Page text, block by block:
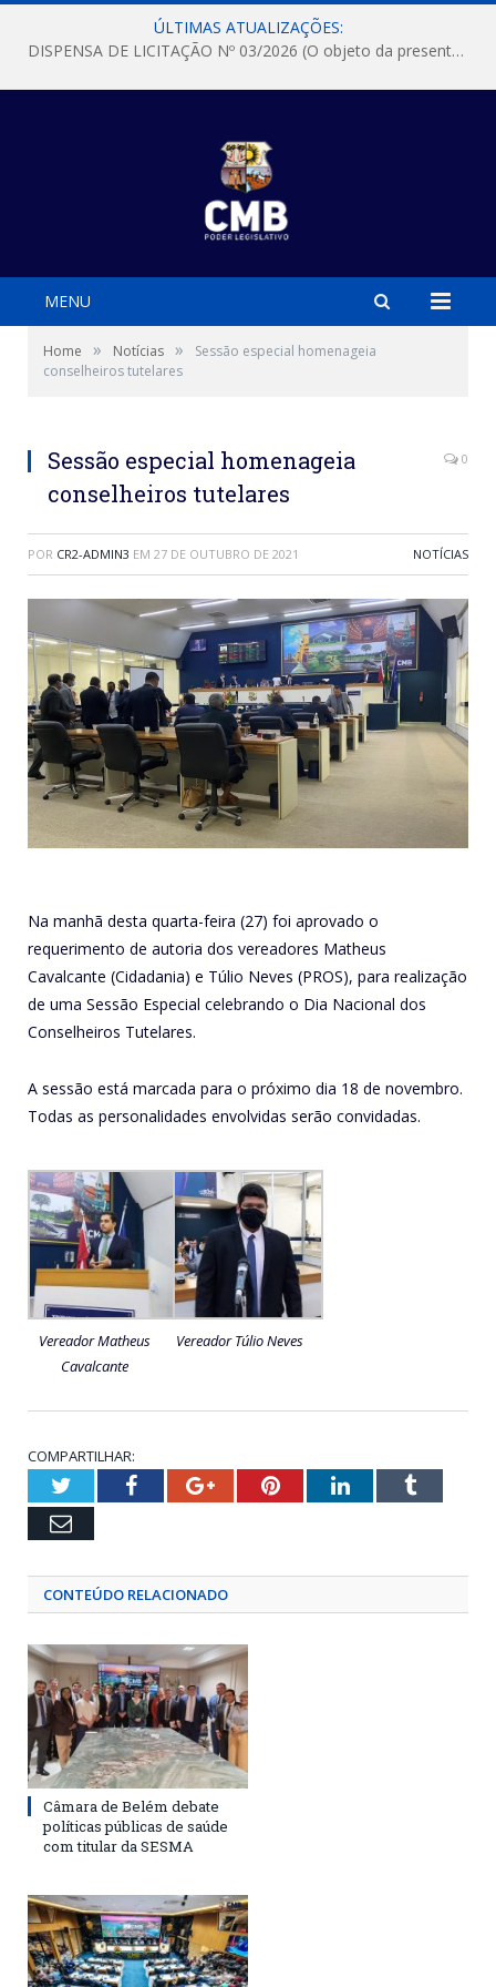
ÚLTIMAS ATUALIZAÇÕES:
DISPENSA DE LICITAÇÃO Nº 03/2026 (O objeto da presente dispensa é a escolha da proposta mais vantajosa para a aquisição, de aparelhos de ar condicionado, tipo Split, com material de instalação e fogão industrial, conforme condições, quantidades e exigências estabelecidas no termo de referencia e neste aviso de contratação direta e seus anexos)
MENU
Home » Notícias »
Sessão especial homenageia
conselheiros tutelares
Sessão especial homenageia
conselheiros tutelares
0
POR CR2-ADMIN3 EM 27 DE OUTUBRO DE 2021 NOTÍCIAS
Na manhã desta quarta-feira (27) foi aprovado o
requerimento de autoria dos vereadores Matheus
Cavalcante (Cidadania) e Túlio Neves (PROS), para realização
de uma Sessão Especial celebrando o Dia Nacional dos
Conselheiros Tutelares.
A sessão está marcada para o próximo dia 18 de novembro.
Todas as personalidades envolvidas serão convidadas.
Vereador Matheus
Cavalcante
Vereador Túlio Neves
COMPARTILHAR:
TwitterFacebookGoogle+PinterestLinkedInTumblr
Email
CONTEÚDO RELACIONADO
Câmara de Belém debate
políticas públicas de saúde
com titular da SESMA